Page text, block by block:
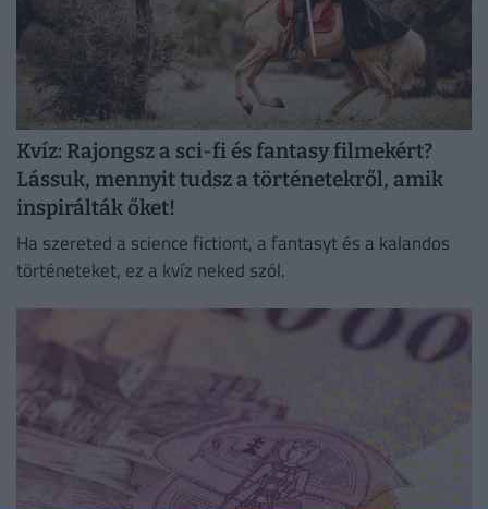
Kvíz: Rajongsz a sci-fi és fantasy filmekért?
Lássuk, mennyit tudsz a történetekről, amik
inspirálták őket!
Ha szereted a science fictiont, a fantasyt és a kalandos
történeteket, ez a kvíz neked szól.